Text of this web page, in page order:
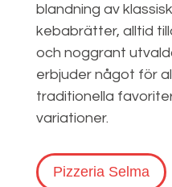
blandning av
kebabrätter, alltid
och noggrant
erbjuder något för
traditionella
variationer.
Pizzeria Selma